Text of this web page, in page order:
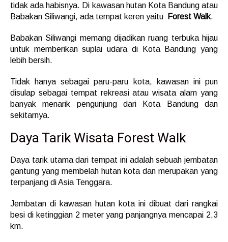
tidak ada habisnya. Di kawasan hutan Kota Bandung atau
Babakan Siliwangi, ada tempat keren yaitu
Forest Walk.
Babakan Siliwangi memang dijadikan ruang terbuka hijau
untuk memberikan suplai udara di Kota Bandung yang
lebih bersih.
Tidak hanya sebagai paru-paru kota, kawasan ini pun
disulap sebagai tempat rekreasi atau wisata alam yang
banyak menarik pengunjung dari Kota Bandung dan
sekitarnya.
Daya Tarik Wisata Forest Walk
Daya tarik utama dari tempat ini adalah sebuah jembatan
gantung yang membelah hutan kota dan merupakan yang
terpanjang di Asia Tenggara.
Jembatan di kawasan hutan kota ini dibuat dari rangkai
besi di ketinggian 2 meter yang panjangnya mencapai 2,3
km.